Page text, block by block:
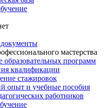
мастерства
образовательных программ
квалификации
стажировок
опыт и учебные пособия
работников